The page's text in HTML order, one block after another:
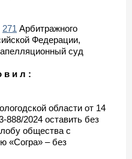
271 Арбитражного
Федерации,
суд
в и л :
области от 14
2024 оставить без
общества с
«Согра» – без